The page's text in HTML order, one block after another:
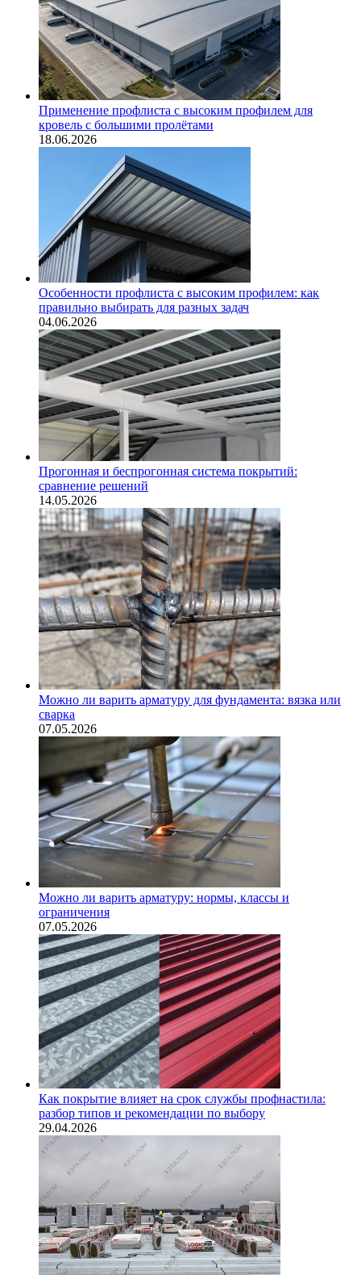
Применение профлиста с высоким профилем для
кровель с большими пролётами
18.06.2026
Особенности профлиста с высоким профилем: как
правильно выбирать для разных задач
04.06.2026
Прогонная и беспрогонная система покрытий:
сравнение решений
14.05.2026
Можно ли варить арматуру для фундамента: вязка или
сварка
07.05.2026
Можно ли варить арматуру: нормы, классы и
ограничения
07.05.2026
Как покрытие влияет на срок службы профнастила:
разбор типов и рекомендации по выбору
29.04.2026